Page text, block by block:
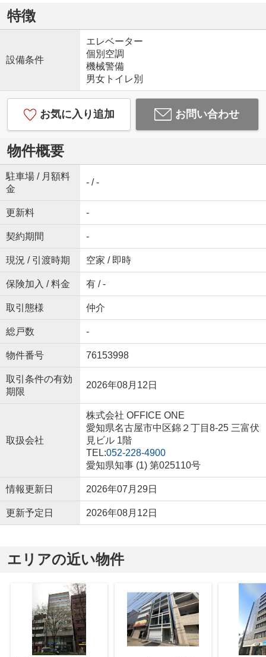
特徴
設備条件
エレベーター
個別空調
機械警備
男女トイレ別
お気に入り追加 お問い合わせ
物件概要
駐車場 / 月額料
金
- / -
更新料 -
契約期間 -
現況 / 引渡時期 空家 / 即時
保険加入 / 料金 有 / -
取引態様 仲介
総戸数 -
物件番号 76153998
取引条件の有効
期限
2026年08月12日
取扱会社
株式会社 OFFICE ONE
愛知県名古屋市中区錦２丁目8-25 三富伏
見ビル 1階
TEL:052-228-4900
愛知県知事 (1) 第025110号
情報更新日 2026年07月29日
更新予定日 2026年08月12日
エリアの近い物件